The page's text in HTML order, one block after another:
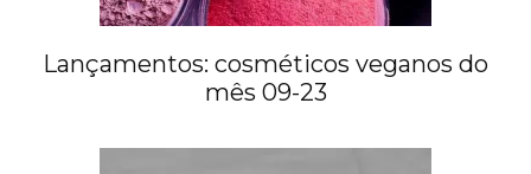
Lançamentos: cosméticos veganos do
mês 09-23